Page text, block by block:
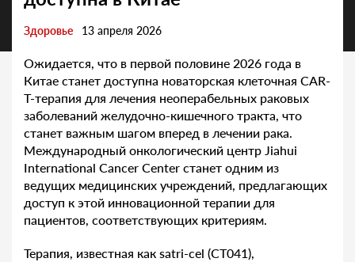
Здоровье 13 апреля 2026
Ожидается, что в первой половине 2026 года в
Китае станет доступна новаторская клеточная CAR-
T-терапия для лечения неоперабельных раковых
заболеваний желудочно-кишечного тракта, что
станет важным шагом вперед в лечении рака.
Международный онкологический центр Jiahui
International Cancer Center станет одним из
ведущих медицинских учреждений, предлагающих
доступ к этой инновационной терапии для
пациентов, соответствующих критериям.
Терапия, известная как satri-cel (CT041),